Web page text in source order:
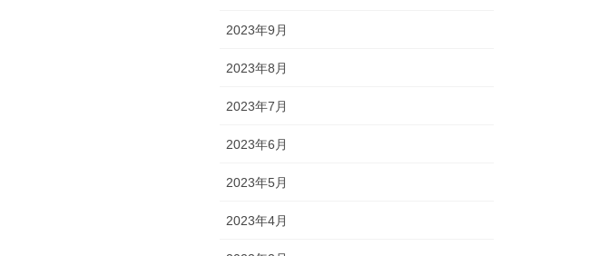
2023年9月
2023年8月
2023年7月
2023年6月
2023年5月
2023年4月